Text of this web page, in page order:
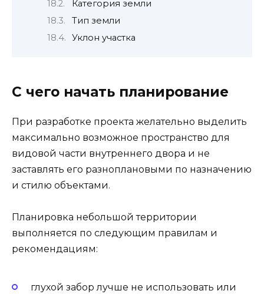
Категория земли
Тип земли
Уклон участка
С чего начать планирование
При разработке проекта желательно выделить
максимально возможное пространство для
видовой части внутреннего двора и не
заставлять его разноплановыми по назначению
и стилю объектами.
Планировка небольшой территории
выполняется по следующим правилам и
рекомендациям:
глухой забор лучше не использовать или